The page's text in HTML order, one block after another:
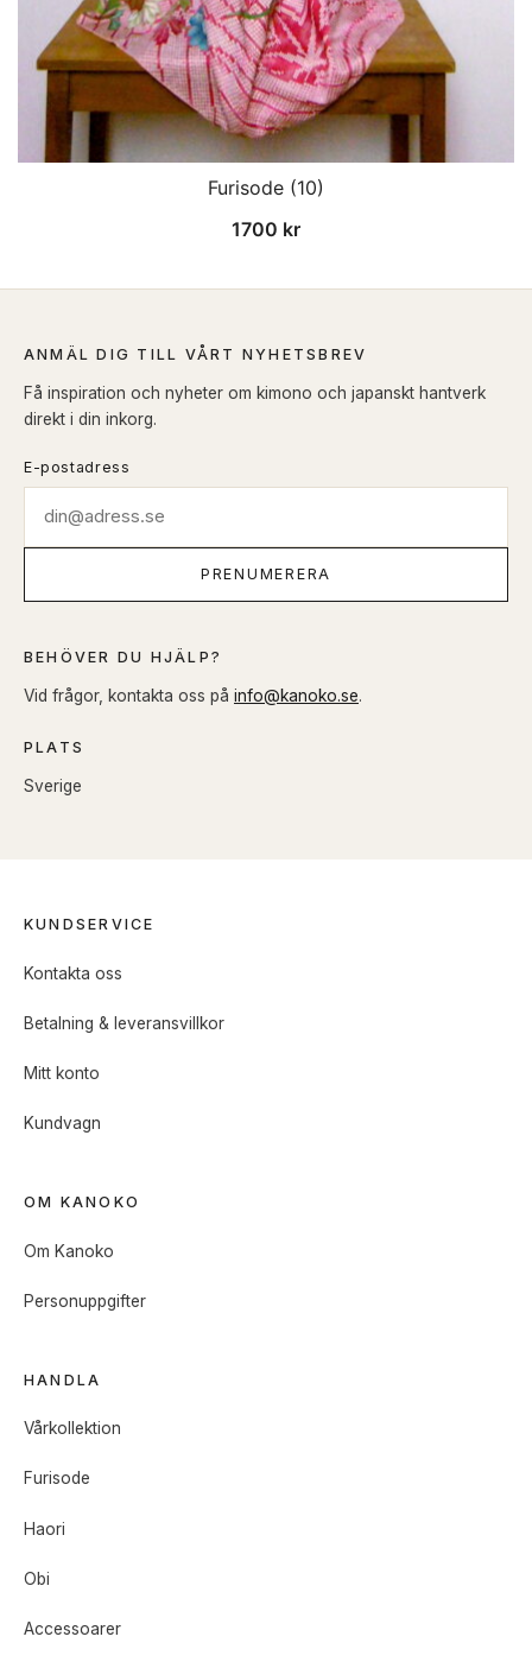
Furisode (10)
1700 kr
ANMÄL DIG TILL VÅRT NYHETSBREV
Få inspiration och nyheter om kimono och japanskt hantverk
direkt i din inkorg.
E-postadress
PRENUMERERA
BEHÖVER DU HJÄLP?
Vid frågor, kontakta oss på info@kanoko.se.
PLATS
Sverige
KUNDSERVICE
Kontakta oss
Betalning & leveransvillkor
Mitt konto
Kundvagn
OM KANOKO
Om Kanoko
Personuppgifter
HANDLA
Vårkollektion
Furisode
Haori
Obi
Accessoarer